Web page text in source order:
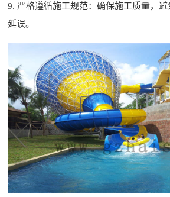
9. 严格遵循施工规范：确保施工质量，
延误。